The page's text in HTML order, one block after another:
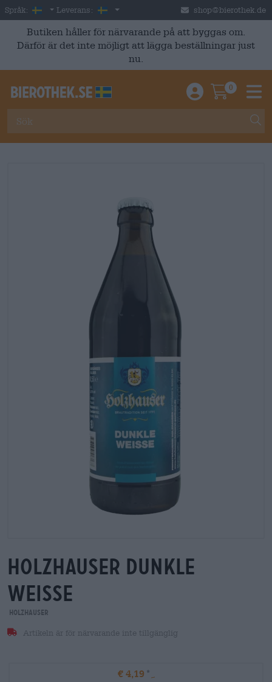
Skip to main content
Språk: Swedish
Leverans: Sverige shop@bierothek.de
Butiken håller för närvarande på att byggas om.
Därför är det inte möjligt att lägga beställningar just
nu.
Einloggen /
0
holzhauser dunkle
weisse
Holzhauser
Artikeln är för närvarande inte tillgänglig
€ 4,19